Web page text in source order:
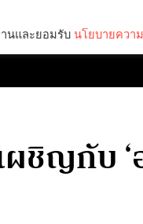
ผชิญกับ
นและยอมรับ นโยบายควา